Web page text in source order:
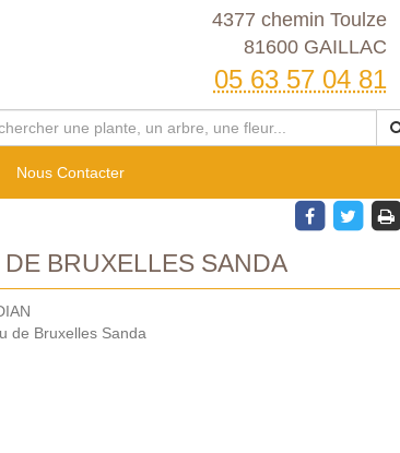
4377 chemin Toulze
81600 GAILLAC
05 63 57 04 81
Nous Contacter
BRUXELLES SANDA
de Bruxelles Sanda